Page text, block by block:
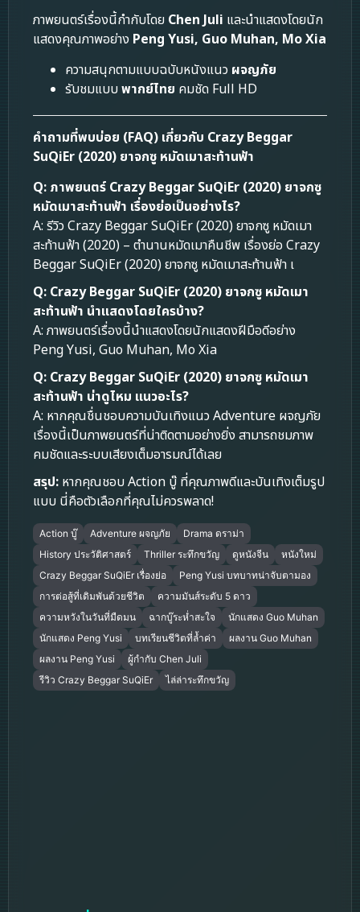
ภาพยนตร์เรื่องนี้กำกับโดย Chen Juli และนำแสดงโดยนัก
แสดงคุณภาพอย่าง Peng Yusi, Guo Muhan, Mo Xia
ความสนุกตามแบบฉบับหนังแนว ผจญภัย
รับชมแบบพากย์ไทย คมชัด Full HD
คำถามที่พบบ่อย (FAQ) เกี่ยวกับ Crazy Beggar
SuQiEr (2020) ยาจกซู หมัดเมาสะท้านฟ้า
Q: ภาพยนตร์ Crazy Beggar SuQiEr (2020) ยาจกซู
หมัดเมาสะท้านฟ้า เรื่องย่อเป็นอย่างไร?
A: รีวิว Crazy Beggar SuQiEr (2020) ยาจกซู หมัดเมา
สะท้านฟ้า (2020) – ตำนานหมัดเมาคืนชีพ เรื่องย่อ Crazy
Beggar SuQiEr (2020) ยาจกซู หมัดเมาสะท้านฟ้า เ
Q: Crazy Beggar SuQiEr (2020) ยาจกซู หมัดเมา
สะท้านฟ้า นำแสดงโดยใครบ้าง?
A: ภาพยนตร์เรื่องนี้นำแสดงโดยนักแสดงฝีมือดีอย่าง
Peng Yusi, Guo Muhan, Mo Xia
Q: Crazy Beggar SuQiEr (2020) ยาจกซู หมัดเมา
สะท้านฟ้า น่าดูไหม แนวอะไร?
A: หากคุณชื่นชอบความบันเทิงแนว Adventure ผจญภัย
เรื่องนี้เป็นภาพยนตร์ที่น่าติดตามอย่างยิ่ง สามารถชมภาพ
คมชัดและระบบเสียงเต็มอารมณ์ได้เลย
สรุป: หากคุณชอบ Action บู๊ ที่คุณภาพดีและบันเทิงเต็มรูป
แบบ นี่คือตัวเลือกที่คุณไม่ควรพลาด!
Action บู๊ Adventure ผจญภัย
Drama ดราม่า
History ประวัติศาสตร์
Thriller ระทึกขวัญ ดูหนังจีน
หนังใหม่
Crazy Beggar SuQiEr เรื่องย่อ
Peng Yusi บทบาทน่าจับตามอง
การต่อสู้ที่เดิมพันด้วยชีวิต
ความมันส์ระดับ 5 ดาว
ความหวังในวันที่มืดมน
ฉากบู๊ระห่ำสะใจ
นักแสดง Guo Muhan
นักแสดง Peng Yusi
บทเรียนชีวิตที่ล้ำค่า
ผลงาน Guo Muhan
ผลงาน Peng Yusi
ผู้กำกับ Chen Juli
รีวิว Crazy Beggar SuQiEr
ไล่ล่าระทึกขวัญ